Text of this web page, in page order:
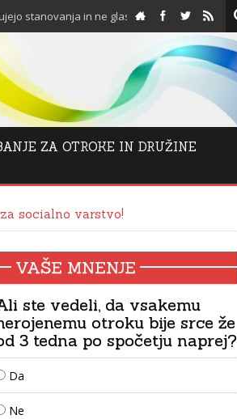
in ne glasujejo proti njim!
ZA OTROKE IN DRUŽINE
socialno varstvo!
VAŠE MNENJE
ste vedeli, da vsakemu
otroku bije srce že
3 tedna po spočetju naprej?
Da
Ne